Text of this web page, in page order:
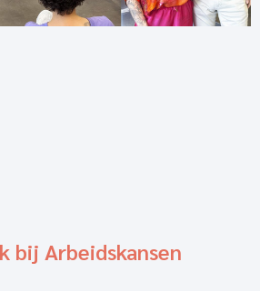
bij Arbeidskansen